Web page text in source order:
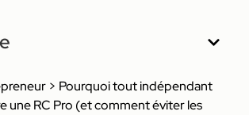
> Pourquoi tout indépendant
une RC Pro (et comment éviter les